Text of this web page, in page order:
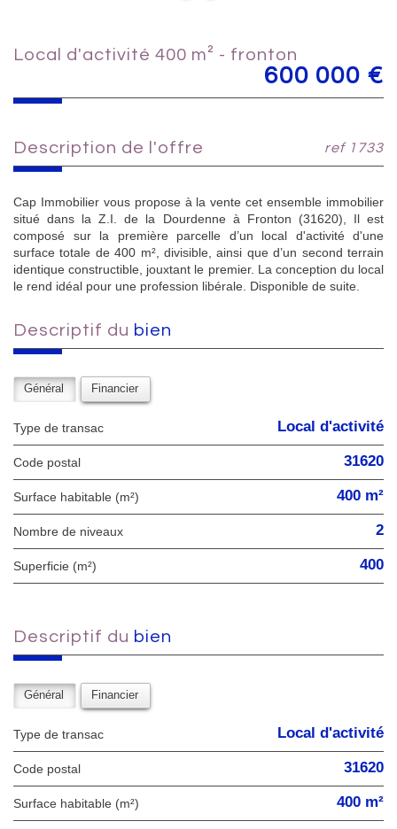
local d'activité 400 m² - fronton
600 000 €
description de l'offre ref 1733
Cap Immobilier vous propose à la vente cet ensemble immobilier
situé dans la Z.I. de la Dourdenne à Fronton (31620), Il est
composé sur la première parcelle d’un local d'activité d'une
surface totale de 400 m², divisible, ainsi que d’un second terrain
identique constructible, jouxtant le premier. La conception du local
le rend idéal pour une profession libérale. Disponible de suite.
descriptif du bien
Général Financier
Type de transac Local d'activité
Code postal 31620
Surface habitable (m²) 400 m²
Nombre de niveaux 2
Superficie (m²) 400
descriptif du bien
Général Financier
Type de transac Local d'activité
Code postal 31620
Surface habitable (m²) 400 m²